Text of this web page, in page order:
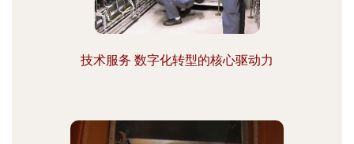
技术服务 数字化转型的核心驱动力